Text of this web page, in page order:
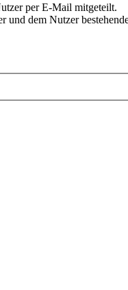
per E-Mail mitgeteilt.
dem Nutzer